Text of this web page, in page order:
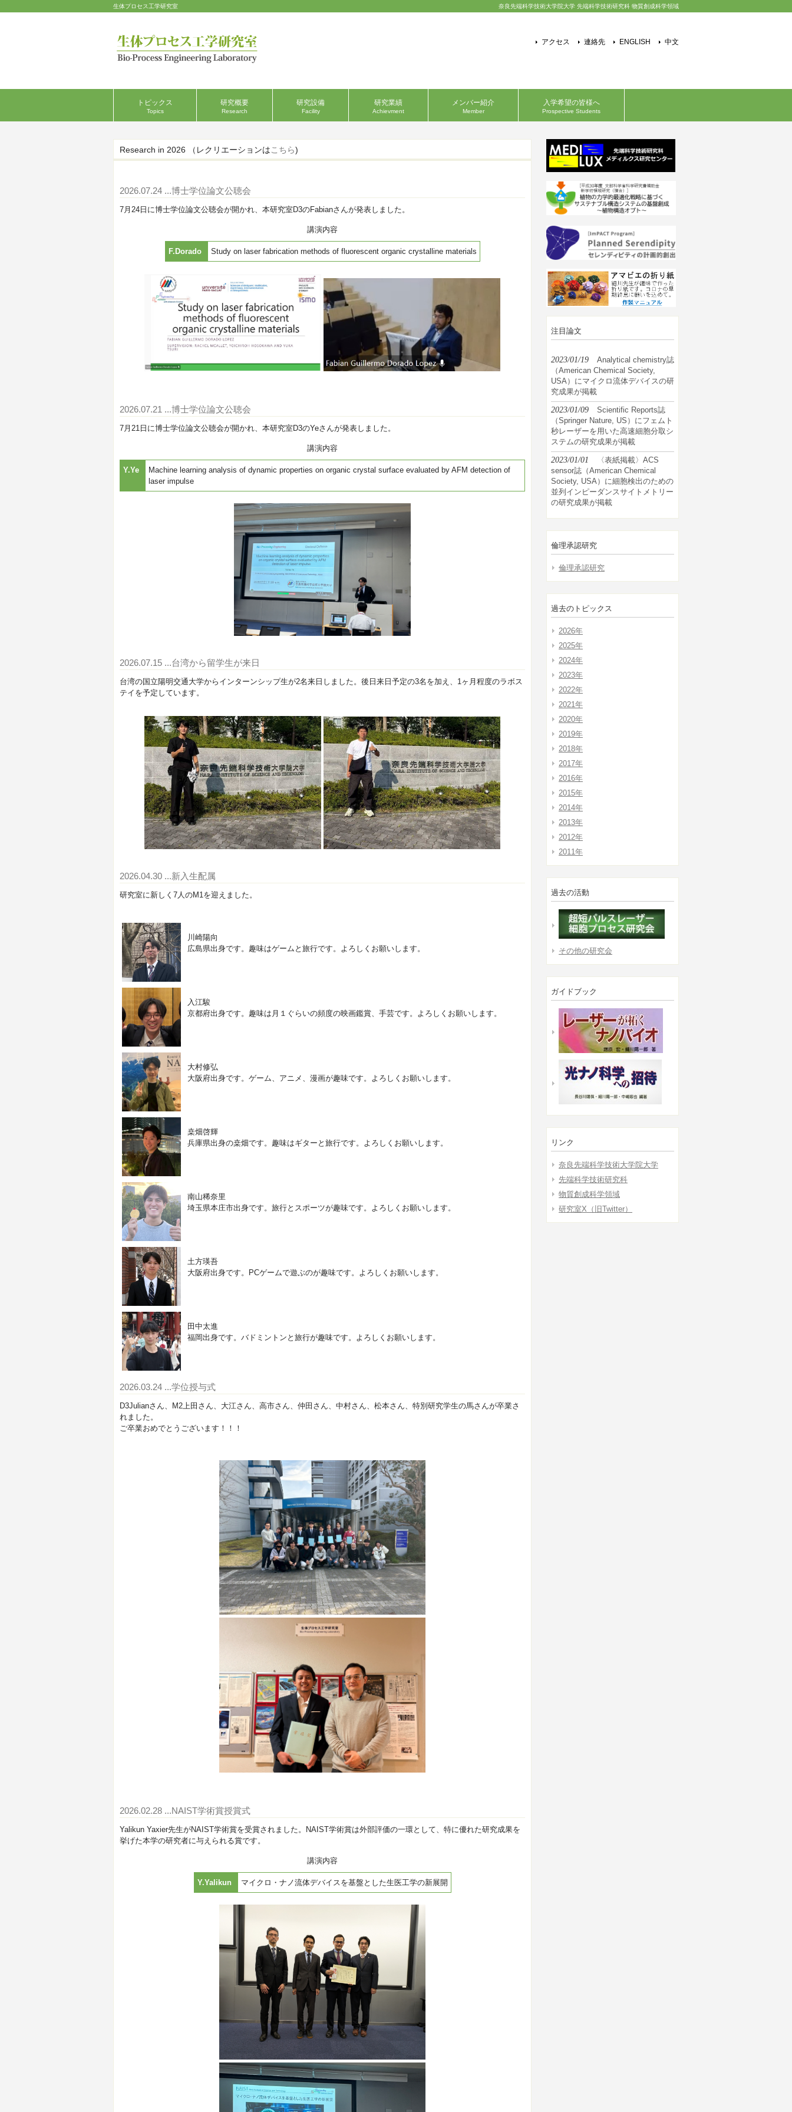
生体プロセス工学研究室 奈良先端科学技術大学院大学 先端科学技術研究科 物質創成科学領域
アクセス 連絡先 ENGLISH 中文
トピックス
Topics
研究概要
Research
研究設備
Facility
研究業績
Achievment
メンバー紹介
Member
入学希望の皆様へ
Prospective Students
Research in 2026 （レクリエーションはこちら)
2026.07.24 ...博士学位論文公聴会
7月24日に博士学位論文公聴会が開かれ、本研究室D3のFabianさんが発表しました。
講演内容
F.Dorado Study on laser fabrication methods of fluorescent organic crystalline materials
2026.07.21 ...博士学位論文公聴会
7月21日に博士学位論文公聴会が開かれ、本研究室D3のYeさんが発表しました。
講演内容
Y.Ye
Machine learning analysis of dynamic properties on organic crystal surface evaluated by AFM detection of
laser impulse
2026.07.15 ...台湾から留学生が来日
台湾の国立陽明交通大学からインターンシップ生が2名来日しました。後日来日予定の3名を加え、1ヶ月程度のラボス
テイを予定しています。
2026.04.30 ...新入生配属
研究室に新しく7人のM1を迎えました。
川崎陽向
広島県出身です。趣味はゲームと旅行です。よろしくお願いします。
入江駿
京都府出身です。趣味は月１ぐらいの頻度の映画鑑賞、手芸です。よろしくお願いします。
大村修弘
大阪府出身です。ゲーム、アニメ、漫画が趣味です。よろしくお願いします。
桒畑啓輝
兵庫県出身の桒畑です。趣味はギターと旅行です。よろしくお願いします。
南山稀奈里
埼玉県本庄市出身です。旅行とスポーツが趣味です。よろしくお願いします。
土方瑛吾
大阪府出身です。PCゲームで遊ぶのが趣味です。よろしくお願いします。
田中太進
福岡出身です。バドミントンと旅行が趣味です。よろしくお願いします。
2026.03.24 ...学位授与式
D3Julianさん、M2上田さん、大江さん、高市さん、仲田さん、中村さん、松本さん、特別研究学生の馬さんが卒業さ
れました。
ご卒業おめでとうございます！！！
2026.02.28 ...NAIST学術賞授賞式
Yalikun Yaxier先生がNAIST学術賞を受賞されました。NAIST学術賞は外部評価の一環として、特に優れた研究成果を
挙げた本学の研究者に与えられる賞です。
講演内容
Y.Yalikun マイクロ・ナノ流体デバイスを基盤とした生医工学の新展開
注目論文
2023/01/19
Analytical chemistry誌
（American Chemical Society,
USA）にマイクロ流体デバイスの研
究成果が掲載
2023/01/09
Scientific Reports誌
（Springer Nature, US）にフェムト
秒レーザーを用いた高速細胞分取シ
ステムの研究成果が掲載
2023/01/01
〈表紙掲載〉ACS
sensor誌（American Chemical
Society, USA）に細胞検出のための
並列インピーダンスサイトメトリー
の研究成果が掲載
倫理承認研究
倫理承認研究
過去のトピックス
2026年
2025年
2024年
2023年
2022年
2021年
2020年
2019年
2018年
2017年
2016年
2015年
2014年
2013年
2012年
2011年
過去の活動
その他の研究会
ガイドブック
リンク
奈良先端科学技術大学院大学
先端科学技術研究科
物質創成科学領域
研究室X（旧Twitter）